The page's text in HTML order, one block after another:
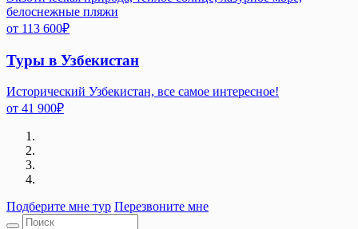
белоснежные пляжи
от 113 600₽
Туры в Узбекистан
Исторический Узбекистан, все самое интересное!
от 41 900₽
Подберите мне тур Перезвоните мне